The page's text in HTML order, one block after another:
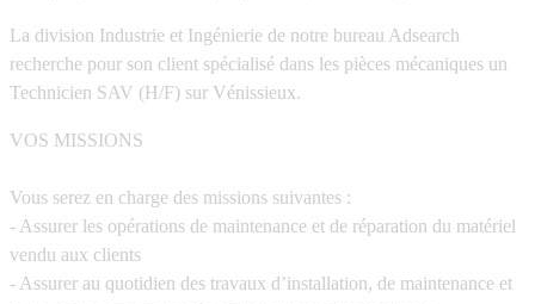
La division Industrie et Ingénierie de notre bureau Adsearch
recherche pour son client spécialisé dans les pièces mécaniques un
Technicien SAV (H/F) sur Vénissieux.
VOS MISSIONS
Vous serez en charge des missions suivantes :
- Assurer les opérations de maintenance et de réparation du matériel
vendu aux clients
- Assurer au quotidien des travaux d’installation, de maintenance et